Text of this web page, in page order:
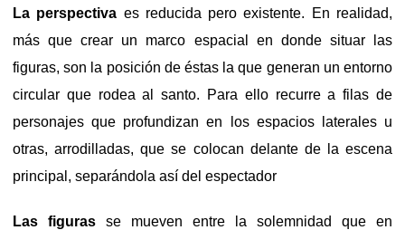
La perspectiva es reducida pero existente. En realidad,
más que crear un marco espacial en donde situar las
figuras, son la posición de éstas la que generan un entorno
circular que rodea al santo. Para ello recurre a filas de
personajes que profundizan en los espacios laterales u
otras, arrodilladas, que se colocan delante de la escena
principal, separándola así del espectador
Las figuras se mueven entre la solemnidad que en